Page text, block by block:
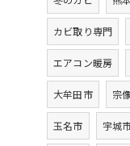
カビ取り専門
エアコン暖房
大牟田市 宗
玉名市 宇城